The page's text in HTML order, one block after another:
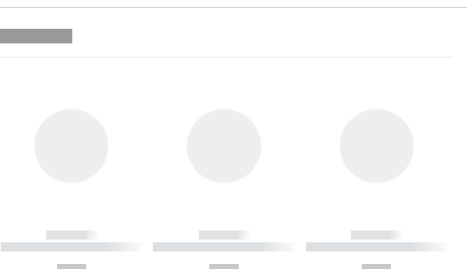
------------
----------- ----------- ----------
------------
----------- ----------- ----------
------------
----------- ----------- ----------